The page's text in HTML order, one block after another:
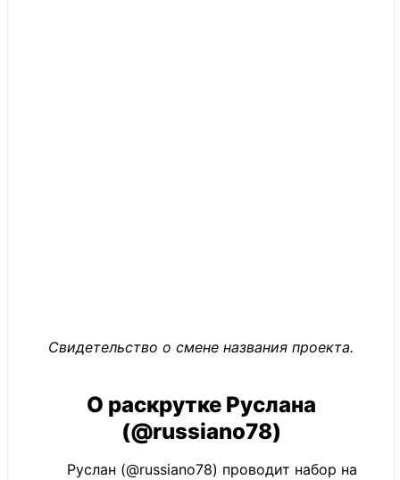
Свидетельство о смене названия проекта.
О раскрутке Руслана
(@russiano78)
Руслан (@russiano78) проводит набор на